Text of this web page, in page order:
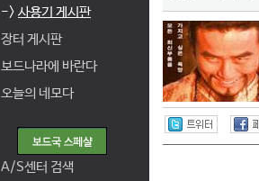
-> 사용기 게시판
장터 게시판
보드나라에 바란다
오늘의 네모다
A/S센터 검색